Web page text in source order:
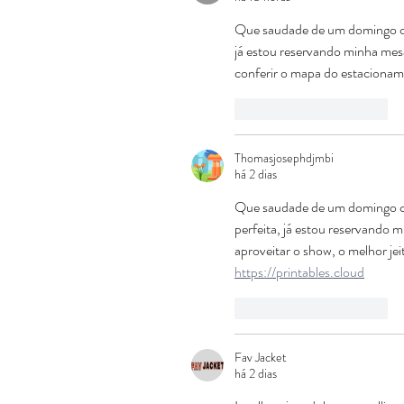
Que saudade de um
já estou reservando minha
conferir o mapa do
Thomasjosephdjmbi
há 2 dias
Que saudade de um
perfeita, já estou reservando
aproveitar o show, o melhor
https://printables.cloud
Fav Jacket
há 2 dias